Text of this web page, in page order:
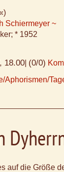
Schiermeyer ~
* 1952
18.00 (0/0)
Aphorismen/
auf die Größe